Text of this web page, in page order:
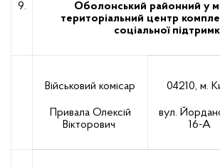
9.
Оболонський районний у
територіальний центр
соціальної
Військовий комісар
Привала Олексій
Вікторович
04210, м.
вул.
16-А